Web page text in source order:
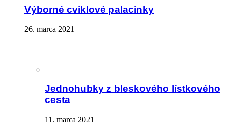
Výborné cviklové palacinky
26. marca 2021
Jednohubky z bleskového lístkového
cesta
11. marca 2021